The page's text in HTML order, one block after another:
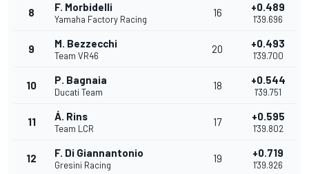
8 F. Morbidelli
Yamaha Factory Racing
16 +0.489
1'39.696
9 M. Bezzecchi
Team VR46
20 +0.493
1'39.700
10 P. Bagnaia
Ducati Team
18 +0.544
1'39.751
11 Á. Rins
Team LCR
17 +0.595
1'39.802
12 F. Di Giannantonio
Gresini Racing
19 +0.719
1'39.926